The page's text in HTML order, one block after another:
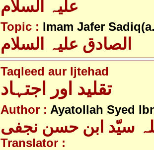
Topic : Imam Jafer
الصادق علیہ السلام
Taqleed aur Ijtehad
تقلید اور اجتہاد
Author : Ayatollah Syed
Translator :